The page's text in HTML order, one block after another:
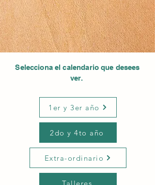
Selecciona el calendario que desees
ver.
1er y 3er año
2do y 4to año
Extra-ordinario
Talleres